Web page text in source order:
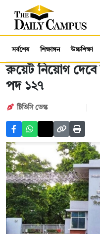
সর্বশেষ শিক্ষাঙ্গন উচ্চশিক্ষা
রুয়েট নিয়োগ দেবে
পদ ১২৭
টিডিসি ডেস্ক